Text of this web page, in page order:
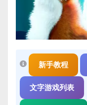
新手教程
文字游戏列表